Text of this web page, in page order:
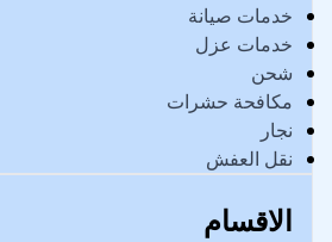
خدمات صيانة
خدمات عزل
شحن
مكافحة حشرات
نجار
نقل العفش
الاقسام